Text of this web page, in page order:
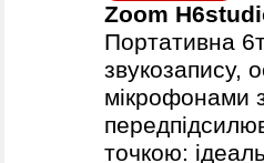
Zoom
Портативна
звукозапису,
мікрофонами
точкою: